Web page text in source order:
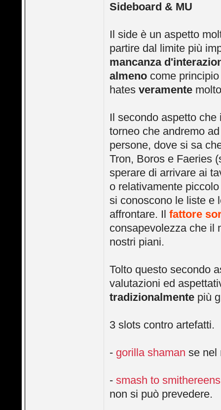
Sideboard & MU
Il side è un aspetto
partire dal limite più
mancanza
almeno come
hatesveramente
Il secondo aspetto
torneo che andremo
persone, dove si sa
Tron, Boros e Faeries
sperare di arrivare ai
o relativamente
si conoscono le liste e
affrontare. Ilfattore
consapevolezza che il
nostri piani.
Tolto questo secondo
valutazioni ed
tradizionalmente più
3 slots contro artefatti.
- gorilla shaman se nel
-smash to smithereens
non si può prevedere.